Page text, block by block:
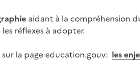
aidant à la compréhension
réflexes à adopter.
la page education.gouv: les